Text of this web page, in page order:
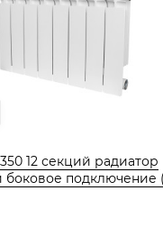
12 секций радиатор
подключение